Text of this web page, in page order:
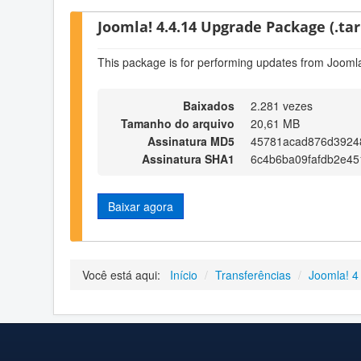
Joomla! 4.4.14 Upgrade Package
This package is for performing updates from
Baixados
2.281 vezes
Tamanho do arquivo
20,61 MB
Assinatura MD5
Assinatura SHA1
Baixar agora
Você está aqui: Início / Transferências / Joomla! 4